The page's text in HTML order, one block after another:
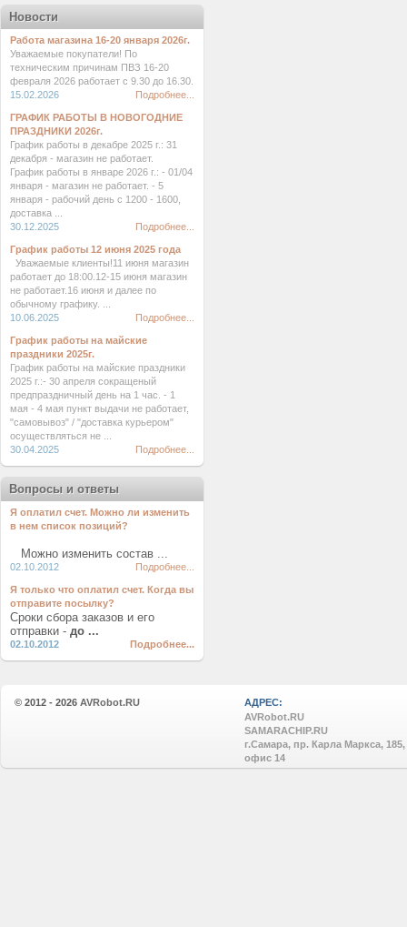
Новости
Работа магазина 16-20 января 2026г.
Уважаемые покупатели! По
техническим причинам ПВЗ 16-20
февраля 2026 работает с 9.30 до 16.30.
15.02.2026
Подробнее...
ГРАФИК РАБОТЫ В НОВОГОДНИЕ
ПРАЗДНИКИ 2026г.
График работы в декабре 2025 г.: 31
декабря - магазин не работает.
График работы в январе 2026 г.: - 01/04
января - магазин не работает. - 5
января - рабочий день с 1200 - 1600,
доставка ...
30.12.2025
Подробнее...
График работы 12 июня 2025 года
Уважаемые клиенты!11 июня магазин
работает до 18:00.12-15 июня магазин
не работает.16 июня и далее по
обычному графику. ...
10.06.2025
Подробнее...
График работы на майские
праздники 2025г.
График работы на майские праздники
2025 г.:- 30 апреля сокращеный
предпраздничный день на 1 час. - 1
мая - 4 мая пункт выдачи не работает,
"самовывоз" / "доставка курьером"
осуществляться не ...
30.04.2025
Подробнее...
Вопросы и ответы
Я оплатил счет. Можно ли изменить
в нем список позиций?
Можно изменить состав ...
02.10.2012 Подробнее...
Я только что оплатил счет. Когда вы
отправите посылку?
Сроки сбора заказов и его
отправки - до ...
02.10.2012 Подробнее...
© 2012 - 2026 AVRobot.RU
АДРЕС:
AVRobot.RU
SAMARACHIP.RU
г.Самара, пр. Карла Маркса, 185,
офис 14